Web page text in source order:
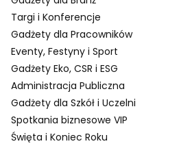
Targi i Konferencje
Gadżety dla Pracowników
Eventy, Festyny i Sport
Gadżety Eko, CSR i ESG
Administracja Publiczna
Gadżety dla Szkół i Uczelni
Spotkania biznesowe VIP
Święta i Koniec Roku